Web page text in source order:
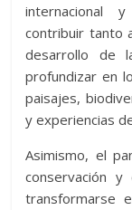
internacional
contribuir tanto
desarrollo de
profundizar en
paisajes,
y experiencias
Asimismo, el
conservación
transformarse